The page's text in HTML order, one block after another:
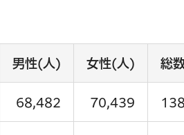
男性(人) 女性(人) 総
68,482 70,439